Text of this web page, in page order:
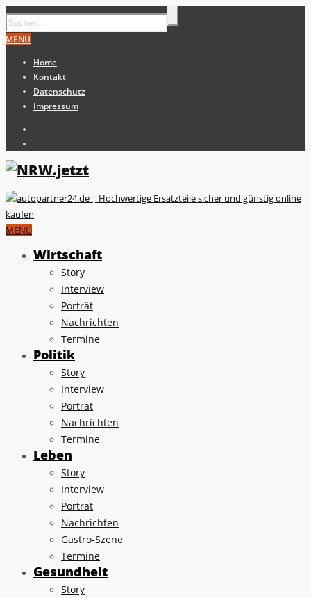
MENÜ
Home
Kontakt
Datenschutz
Impressum
MENÜ
Wirtschaft
Story
Interview
Porträt
Nachrichten
Termine
Politik
Story
Interview
Porträt
Nachrichten
Termine
Leben
Story
Interview
Porträt
Nachrichten
Gastro-Szene
Termine
Gesundheit
Story